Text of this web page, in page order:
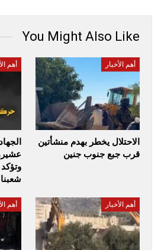
You Might Also Like
أهم الأخبار
الاحتلال يخطر بهدم منشأتين
قرب جبع جنوب جنين
أهم
شعبنا
أهم الأخبار أهم